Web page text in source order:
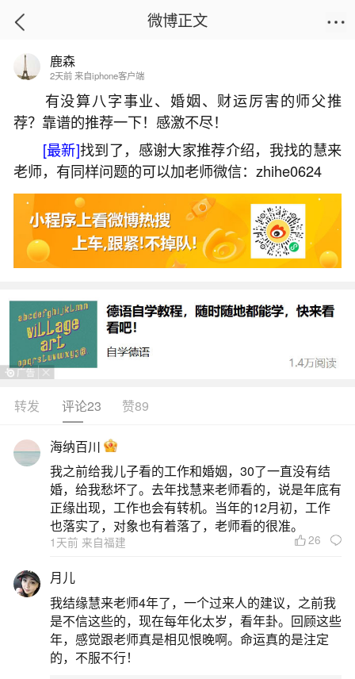
首页
喜用神为木该怎么补运？
2026-07-01 13:52:09 23 8 赞
生活中像喜用神为木该怎么补运？都是很常见
的问题，但是小问题不注意可能会引起大麻烦，下
面就这个问题给大家做一些解读：
一、喜用神是木怎么补运
4.注意眼睛健康：由于用神为木的人通常金较
多，因此要多注意保护眼睛。5.饮食忌辣：少吃火
锅、辣椒等上火的食物，避免吃红豆和红酒。多吃
1.多种植花草：建议种植万年青、富贵竹、大叶植
物等，植物生长旺盛表示主人的运程好。但应避免
种植仙人掌和仙人球，因为它们不利于
二、喜用神为木是什么意思缺木吗怎么补
对于喜用神为木的人，如何补充木元素以强化
运势呢？首先，可以通过日常生活中的一些习惯来
补充木气。例如，多接触大自然，尤其是树木茂盛
的地方，如公园、森林等，有助于吸收自然界的木
微博正文
鹿森
2天前 来自iphone客户端
有没算八字事业、婚姻、财运厉害的师父推
荐？靠谱的推荐一下！感激不尽！
[最新]找到了，感谢大家推荐介绍，我找的慧来
老师，有同样问题的可以加老师微信：zhihe0624
转发 评论23 赞89
海纳百川
我之前给我儿子看的工作和婚姻，30了一直没有结
婚，给我愁坏了。去年找慧来老师看的，说是年底有
正缘出现，工作也会有转机。当年的12月初，工作
也落实了，对象也有着落了，老师看的很准。
1天前 来自福建 26
月儿
我结缘慧来老师4年了，一个过来人的建议，之前我
是不信这些的，现在每年化太岁，看年卦。回顾这些
年，感觉跟老师真是相见恨晚啊。命运真的是注定
的，不服不行！